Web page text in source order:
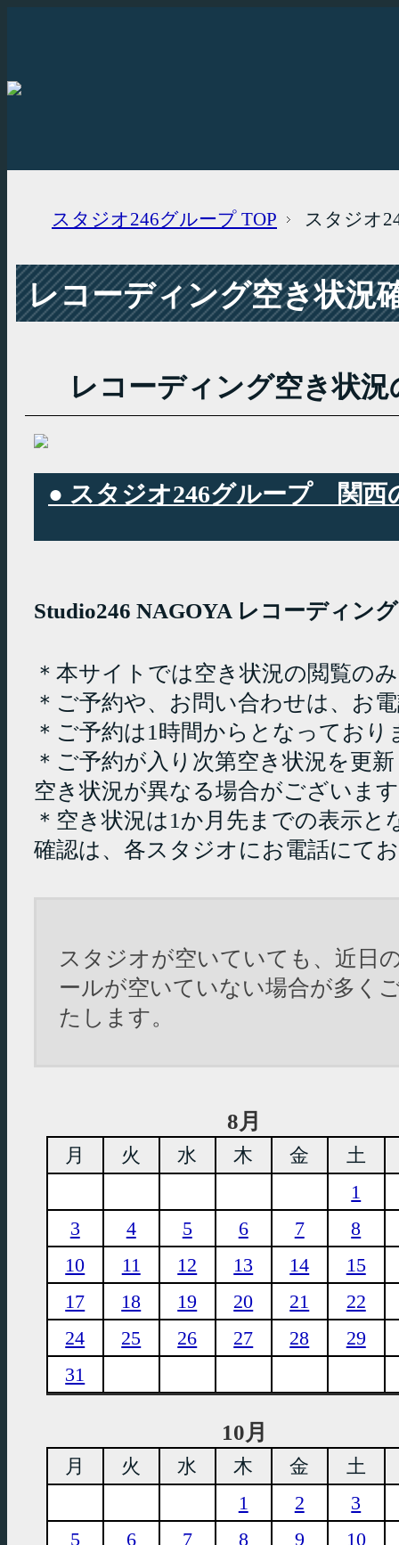
スタジオ246グループ TOP スタジオ
レコーディング空き状況
レコーディング空き状況
● スタジオ246グループ 関西
Studio246 NAGOYA レコーディン
＊本サイトでは空き状況の閲覧の
＊ご予約や、お問い合わせは、お
＊ご予約は1時間からとなっており
＊ご予約が入り次第空き状況を更
空き状況が異なる場合がございま
＊空き状況は1か月先までの表示
確認は、各スタジオにお電話にて
スタジオが空いていても、近日
ールが空いていない場合が多く
たします。
8月
月 火 水 木 金
土
1
3
4 5 6 7
8
10
11 12 13 14
15
17
18 19 20 21
22
24
25 26 27 28
29
31
10月
月 火 水 木 金
土
1
2
3
5
6 7 8 9
10